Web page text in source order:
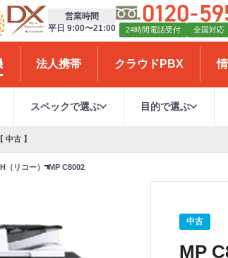
営業時間
平日 9:00〜21:00
24時間電話受付 全国対応
法人携帯 クラウドPBX
スペックで選ぶ 目的で選ぶ
中古 】
（リコー） MP C8002
MP
中古